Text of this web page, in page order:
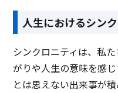
人生におけるシン
シンクロニティは、私
がりや人生の意味を感
とは思えない出来事が